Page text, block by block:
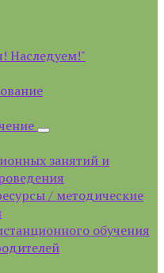
Наследуем!"
занятий и
/ методические
обучения